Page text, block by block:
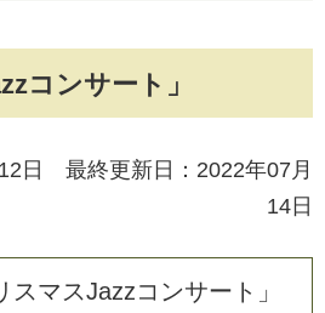
コンサート」
日 最終更新日：2022年07月
14日
スマスJazzコンサート」